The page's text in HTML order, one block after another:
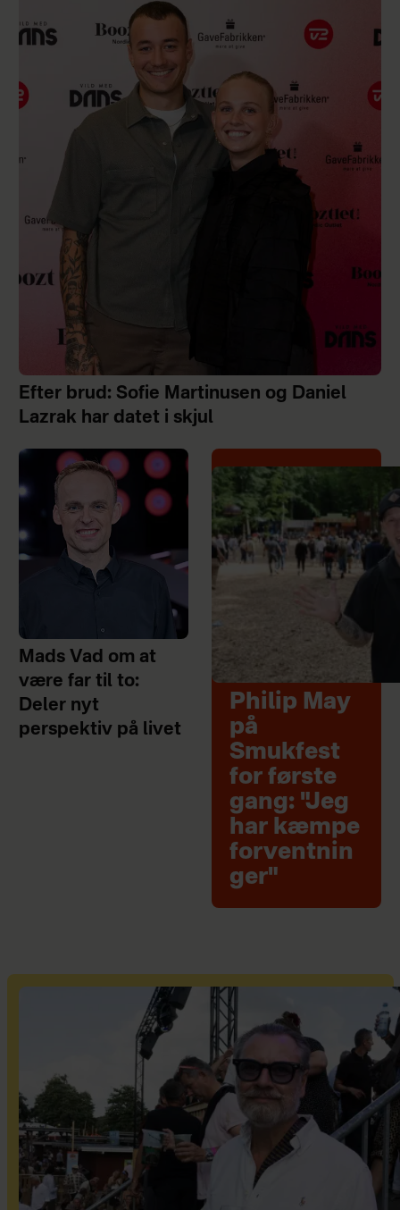
Efter brud: Sofie Martinusen og Daniel
Lazrak har datet i skjul
Mads Vad om at
være far til to:
Deler nyt
perspektiv på livet
Philip May
på
Smukfest
for første
gang: "Jeg
har kæmpe
forventnin
ger"